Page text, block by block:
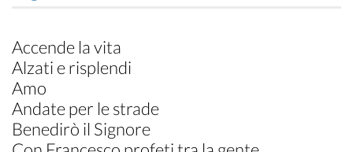
Accende la vita
Alzati e risplendi
Amo
Andate per le strade
Benedirò il Signore